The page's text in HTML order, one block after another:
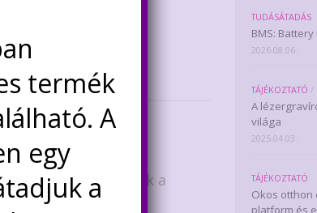
(0)
Ezeknek a
TUDÁSÁTADÁS
BMS:
2026.08.06.
TÁJÉKOZTATÓ /
A
világa
2025.04.03.
TÁJÉKOZTATÓ
Okos otthon
platform és
termék
A
egy
a